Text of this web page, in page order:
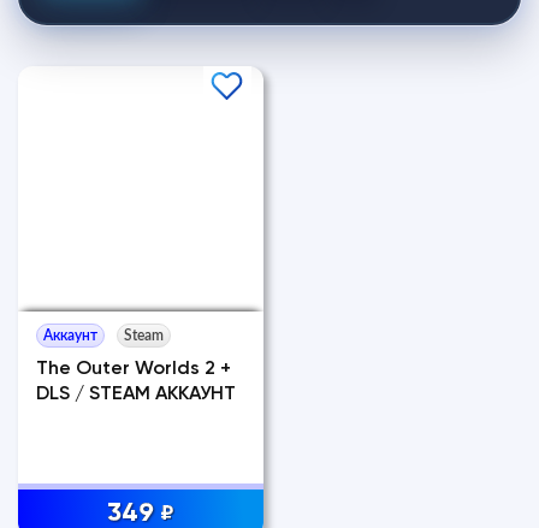
Аккаунт Steam
The Outer Worlds 2 +
DLS / STEAM АККАУНТ
349 ₽